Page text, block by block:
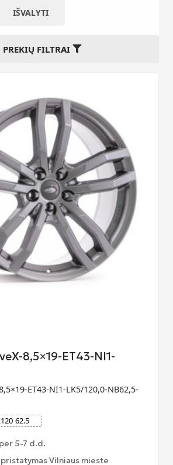
IŠVALYTI
PREKIŲ FILTRAI
8,5×19-ET43-NI1-
ET43-NI1-LK5/120,0-NB62,5-
120 62.5
5-7 d.d.
Vilniaus mieste